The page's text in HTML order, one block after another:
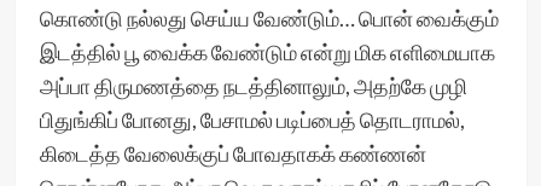
கொண்டு நல்லது செய்ய வேண்டும்… பொன் வைக்கும்
இடத்தில் பூ வைக்க வேண்டும் என்று மிக எளிமையாக
அப்பா திருமணத்தை நடத்தினாலும், அதற்கே முழி
பிதுங்கிப் போனது, பேசாமல் படிப்பைத் தொடராமல்,
கிடைத்த வேலைக்குப் போவதாகக் கண்ணன்